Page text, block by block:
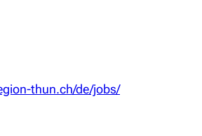
thun.ch/de/jobs/